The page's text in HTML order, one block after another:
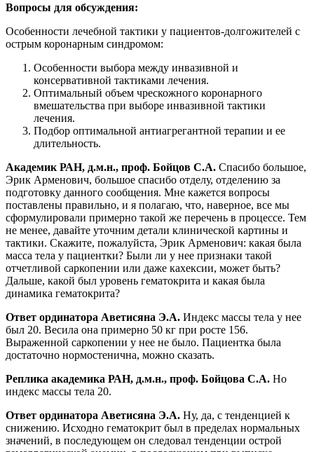
Вопросы для обсуждения:
Особенности лечебной тактики у пациентов-долгожителей с
острым коронарным синдромом:
Особенности выбора между инвазивной и
консервативной тактиками лечения.
Оптимальный объем чрескожного коронарного
вмешательства при выборе инвазивной тактики
лечения.
Подбор оптимальной антиагрегантной терапии и ее
длительность.
Академик РАН, д.м.н., проф. Бойцов С.А. Спасибо большое,
Эрик Арменович, большое спасибо отделу, отделению за
подготовку данного сообщения. Мне кажется вопросы
поставлены правильно, и я полагаю, что, наверное, все мы
сформулировали примерно такой же перечень в процессе. Тем
не менее, давайте уточним детали клинической картины и
тактики. Скажите, пожалуйста, Эрик Арменович: какая была
масса тела у пациентки? Были ли у нее признаки такой
отчетливой саркопении или даже кахексии, может быть?
Дальше, какой был уровень гематокрита и какая была
динамика гематокрита?
Ответ ординатора Аветисяна Э.А. Индекс массы тела у нее
был 20. Весила она примерно 50 кг при росте 156.
Выраженной саркопении у нее не было. Пациентка была
достаточно нормостенична, можно сказать.
Реплика академика РАН, д.м.н., проф. Бойцова С.А. Но
индекс массы тела 20.
Ответ ординатора Аветисяна Э.А. Ну, да, с тенденцией к
снижению. Исходно гематокрит был в пределах нормальных
значений, в последующем он следовал тенденции острой